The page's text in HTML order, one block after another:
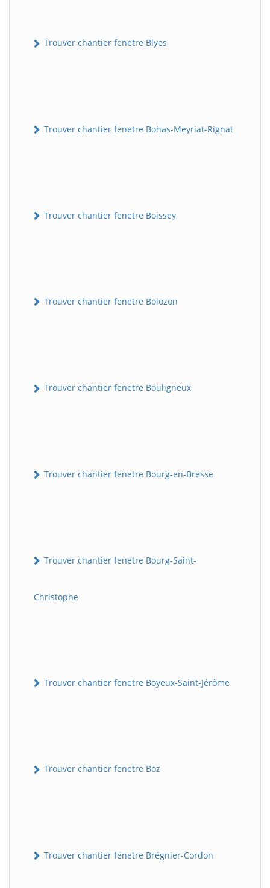
Trouver chantier fenetre Blyes
Trouver chantier fenetre Bohas-Meyriat-Rignat
Trouver chantier fenetre Boissey
Trouver chantier fenetre Bolozon
Trouver chantier fenetre Bouligneux
Trouver chantier fenetre Bourg-en-Bresse
Trouver chantier fenetre Bourg-Saint-
Christophe
Trouver chantier fenetre Boyeux-Saint-Jérôme
Trouver chantier fenetre Boz
Trouver chantier fenetre Brégnier-Cordon